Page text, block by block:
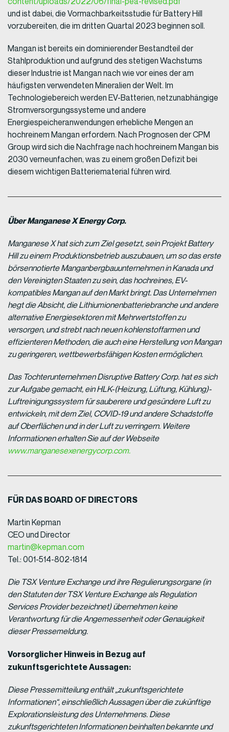
und ist dabei, die Vormachbarkeitsstudie für Battery Hill
vorzubereiten, die im dritten Quartal 2023 beginnen soll.
Mangan ist bereits ein dominierender Bestandteil der
Stahlproduktion und aufgrund des stetigen Wachstums
dieser Industrie ist Mangan nach wie vor eines der am
häufigsten verwendeten Mineralien der Welt. Im
Technologiebereich werden EV-Batterien, netzunabhängige
Stromversorgungssysteme und andere
Energiespeicheranwendungen erhebliche Mengen an
hochreinem Mangan erfordern. Nach Prognosen der CPM
Group wird sich die Nachfrage nach hochreinem Mangan bis
2030 verneunfachen, was zu einem großen Defizit bei
diesem wichtigen Batteriematerial führen wird.
Über Manganese X Energy Corp.
Manganese X hat sich zum Ziel gesetzt, sein Projekt Battery
Hill zu einem Produktionsbetrieb auszubauen, um so das erste
börsennotierte Manganbergbauunternehmen in Kanada und
den Vereinigten Staaten zu sein, das hochreines, EV-
kompatibles Mangan auf den Markt bringt. Das Unternehmen
hegt die Absicht, die Lithiumionenbatteriebranche und andere
alternative Energiesektoren mit Mehrwertstoffen zu
versorgen, und strebt nach neuen kohlenstoffarmen und
effizienteren Methoden, die auch eine Herstellung von Mangan
zu geringeren, wettbewerbsfähigen Kosten ermöglichen.
Das Tochterunternehmen Disruptive Battery Corp. hat es sich
zur Aufgabe gemacht, ein HLK-(Heizung, Lüftung, Kühlung)-
Luftreinigungssystem für sauberere und gesündere Luft zu
entwickeln, mit dem Ziel, COVID-19 und andere Schadstoffe
auf Oberflächen und in der Luft zu verringern. Weitere
Informationen erhalten Sie auf der Webseite
www.manganesexenergycorp.com.
FÜR DAS BOARD OF DIRECTORS
Martin Kepman
CEO und Director
martin@kepman.com
Tel.: 001-514-802-1814
Die TSX Venture Exchange und ihre Regulierungsorgane (in
den Statuten der TSX Venture Exchange als Regulation
Services Provider bezeichnet) übernehmen keine
Verantwortung für die Angemessenheit oder Genauigkeit
dieser Pressemeldung.
Vorsorglicher Hinweis in Bezug auf
zukunftsgerichtete Aussagen:
Diese Pressemitteilung enthält „zukunftsgerichtete
Informationen“, einschließlich Aussagen über die zukünftige
Explorationsleistung des Unternehmens. Diese
zukunftsgerichteten Informationen beinhalten bekannte und